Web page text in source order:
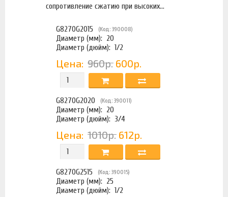
сопротивление сжатию при высоких...
G8270G2015 (Код: 390008)
Диаметр (мм): 20
Диаметр (дюйм):1/2
Цена:960р. 600р.
G8270G2020 (Код: 390011)
Диаметр (мм): 20
Диаметр (дюйм): 3/4
Цена:1010р. 612р.
G8270G2515 (Код: 390015)
Диаметр (мм): 25
Диаметр (дюйм):1/2